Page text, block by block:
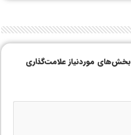
بخش‌های موردنیاز علامت‌گذاری